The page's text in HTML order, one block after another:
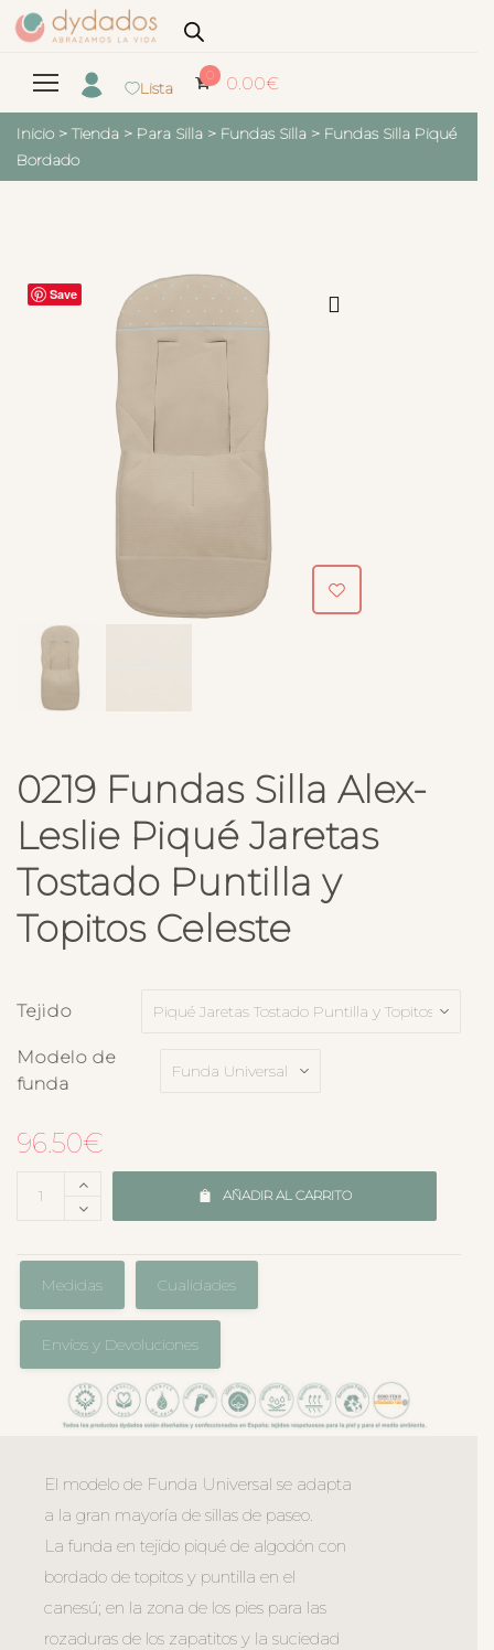
Lista
0 0.00€
Inicio > Tienda > Para Silla > Fundas Silla > Fundas Silla Piqué
Bordado
Save
0219 Fundas Silla Alex-
Leslie Piqué Jaretas
Tostado Puntilla y
Topitos Celeste
Tejido
Modelo de
funda
96.50€
AÑADIR AL CARRITO
Medidas Cualidades
Envíos y Devoluciones
El modelo de Funda Universal se adapta
a la gran mayoría de sillas de paseo.
La funda en tejido piqué de algodón con
bordado de topitos y puntilla en el
canesú; en la zona de los pies para las
rozaduras de los zapatitos y la suciedad